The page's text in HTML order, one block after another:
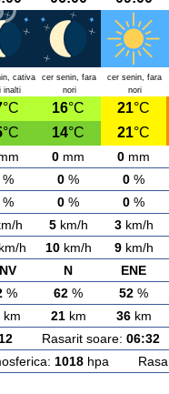
cativa
inalti
cer senin, fara
nori
cer senin, fara
nori
°C 16°C 21°C
°C 14°C 21°C
0 mm 0 mm
% 0 % 0 %
% 0 % 0 %
h 5km/h 3km/h
h 10km/h 9km/h
N ENE
% 62 % 52 %
km 21km 36km
12Rasarit soare: 06:32
1018hpa